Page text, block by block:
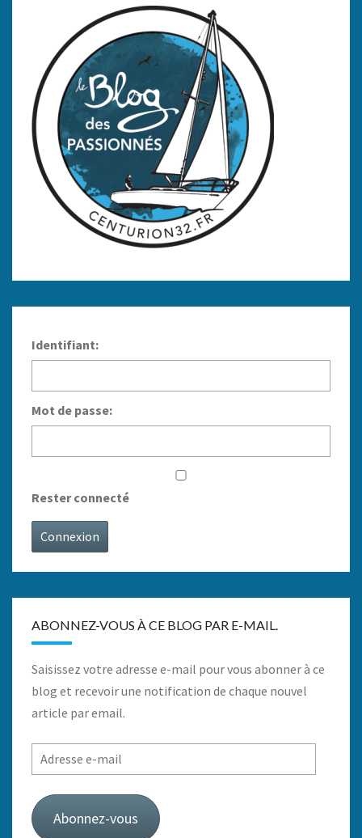
Identifiant:
Mot de passe:
Rester connecté
Connexion
ABONNEZ-VOUS À CE BLOG PAR E-MAIL.
Saisissez votre adresse e-mail pour vous abonner à ce
blog et recevoir une notification de chaque nouvel
article par email.
Adresse
e-
mail
Abonnez-vous